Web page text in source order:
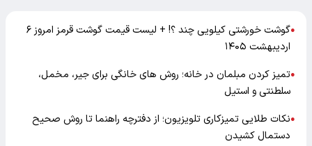
●
گوشت خورشتی کیلویی چند ؟! + لیست قیمت گوشت قرمز امروز ۶
اردیبهشت ۱۴۰۵
●تمیز کردن مبلمان در خانه؛ روش های خانگی برای جیر، مخمل،
سلطنتی و استیل
●نکات طلایی تمیزکاری تلویزیون؛ از دفترچه راهنما تا روش صحیح
دستمال کشیدن